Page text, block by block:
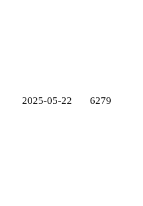
2025-05-22 6279